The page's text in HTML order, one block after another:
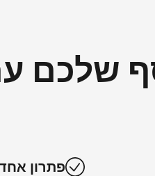
שלכם
פתרון